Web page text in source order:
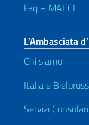
Faq – MAECI
L’Ambasciata
Chi siamo
Italia e
Servizi